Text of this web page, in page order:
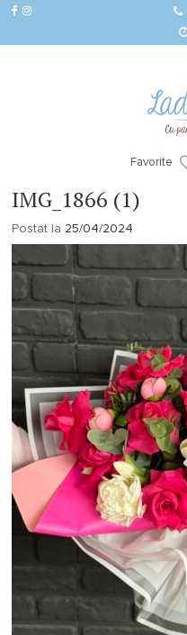
Favorite
IMG_1866 (1)
Postat la 25/04/2024